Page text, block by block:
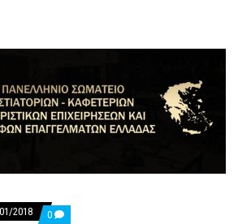
2018 0 COMMENTS